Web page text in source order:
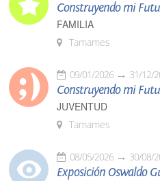
Construyendo mi
FAMILIA
Tamames
09/01/2026 31/12/
Construyendo mi
JUVENTUD
Tamames
08/05/2026 30/08/
Exposición Oswaldo